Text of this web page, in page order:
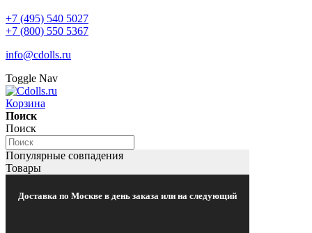
+7 (495) 540 5027
+7 (800) 550 5367
info@cdolls.ru
Toggle Nav
Корзина
Поиск
Поиск
Популярные совпадения
Товары
Доставка по Москве в день заказа или на следующий